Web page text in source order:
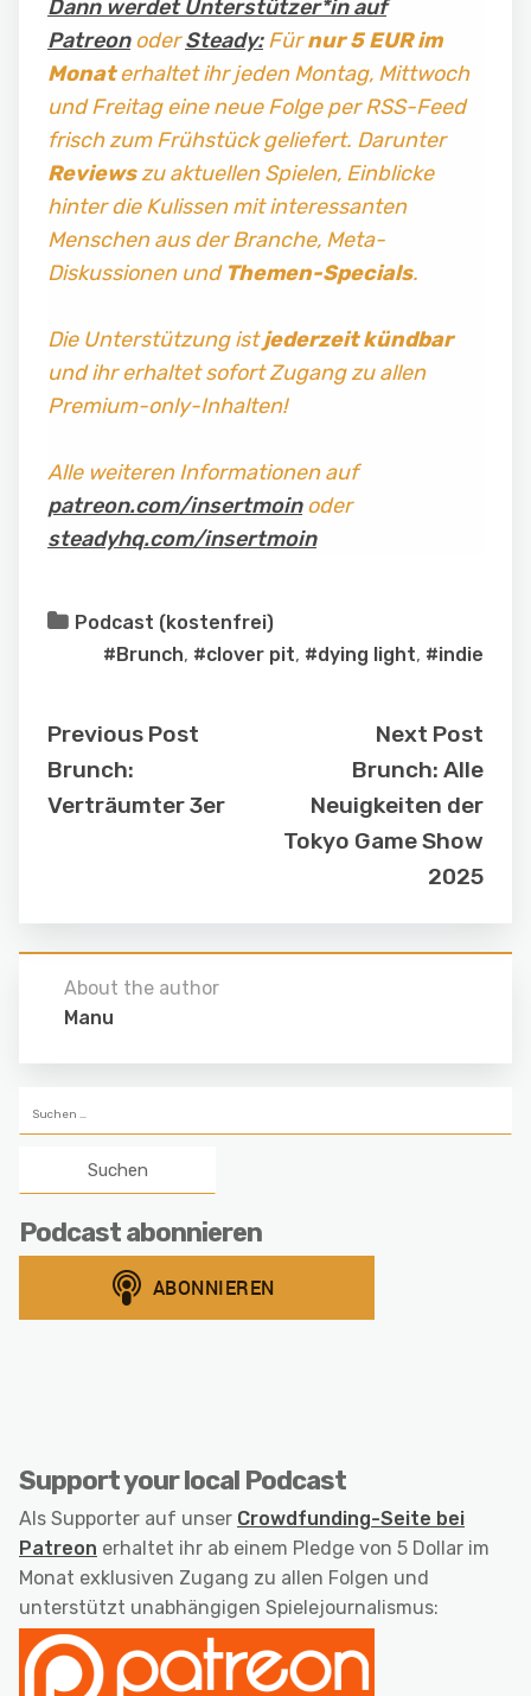
Dann werdet Unterstützer*in auf
PatreonoderSteady:Fürnur 5 EUR im
Monaterhaltet ihr jeden Montag, Mittwoch
und Freitag eine neue Folge per RSS-Feed
frisch zum Frühstück geliefert. Darunter
Reviewszu aktuellen Spielen, Einblicke
hinter die Kulissen mit interessanten
Menschen aus der Branche, Meta-
Diskussionen und Themen-Specials.
Die Unterstützung istjederzeit kündbar
und ihr erhaltet sofort Zugang zu allen
Premium-only-Inhalten!
Alle weiteren Informationen auf
patreon.com/insertmoinoder
steadyhq.com/insertmoin
Podcast (kostenfrei)
#Brunch, #clover pit, #dying light, #indie
Previous Post
Brunch:
Verträumter 3er
Next Post
Brunch: Alle
Neuigkeiten der
Tokyo Game Show
2025
About the author
Manu
nach:
Podcast abonnieren
Support your local Podcast
Als Supporter auf unser Crowdfunding-Seite bei
Patreon erhaltet ihr ab einem Pledge von 5 Dollar im
Monat exklusiven Zugang zu allen Folgen und
unterstützt unabhängigen Spielejournalismus: